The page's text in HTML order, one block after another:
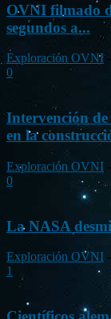
OVNI filmado
segundos a...
Exploración OVNI -
0
Intervención
en la
Exploración OVNI -
0
La NASA
Exploración OVNI -
1